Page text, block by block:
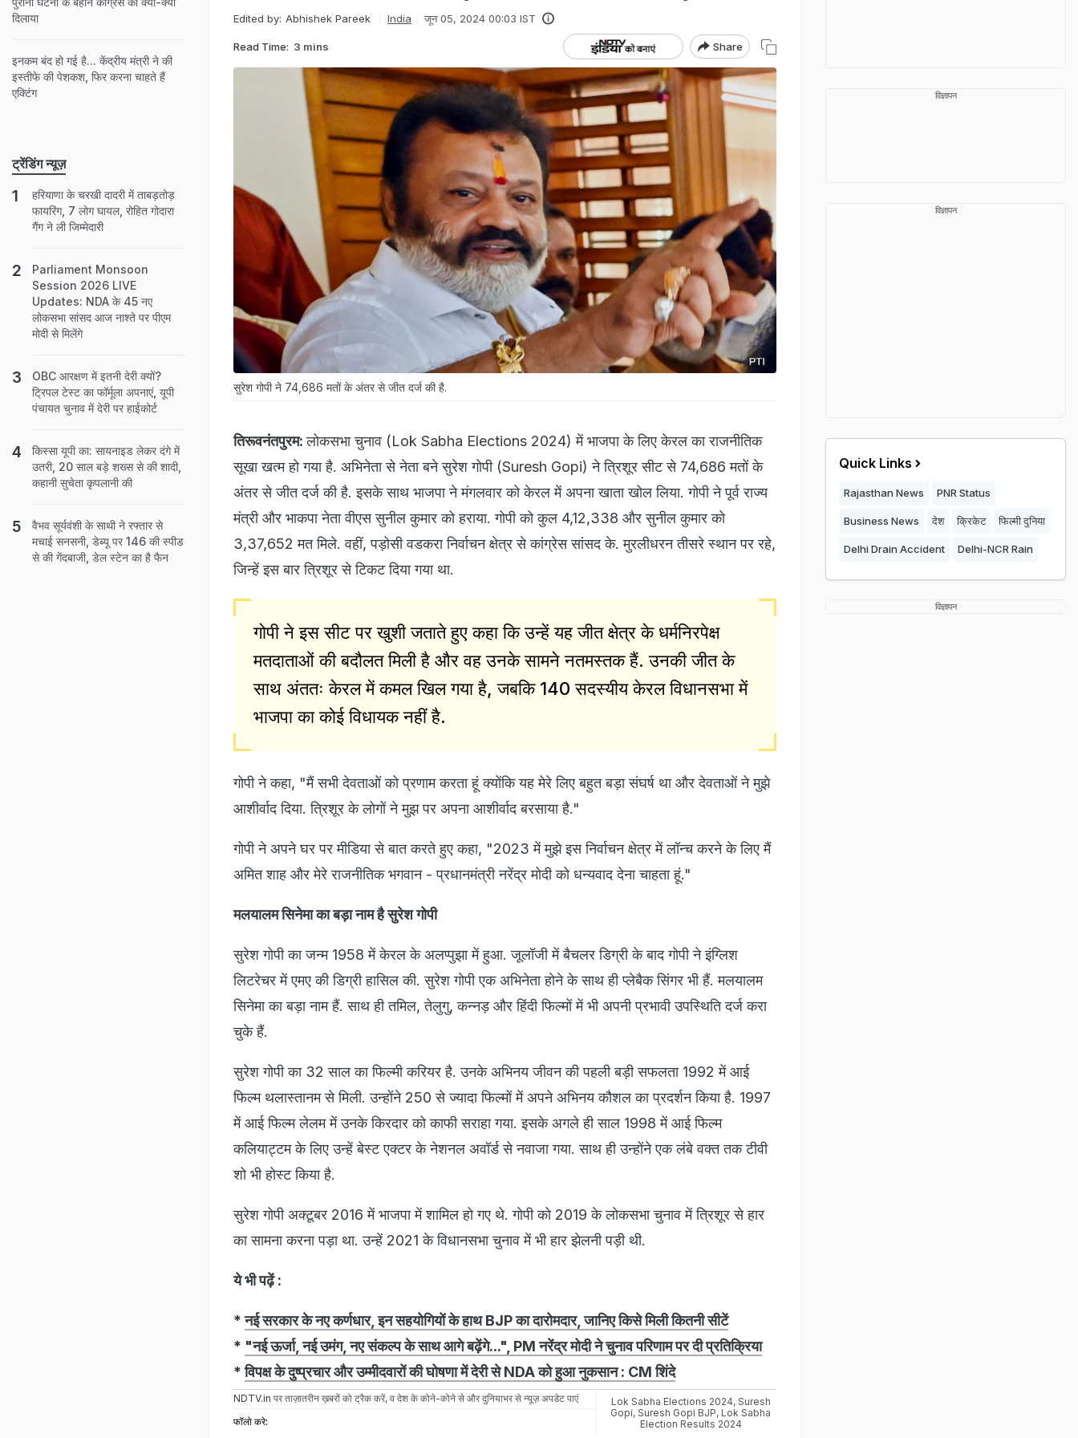
Edited by: Abhishek Pareek India जून 05, 2024 00:03 IST
Read Time: 3 mins Share
सुरेश गोपी ने 74,686 मतों के अंतर से जीत दर्ज की है.
तिरूवनंतपुरम: लोकसभा चुनाव (Lok Sabha Elections 2024) में भाजपा के लिए केरल का राजनीतिक
सूखा खत्‍म हो गया है. अभिनेता से नेता बने सुरेश गोपी (Suresh Gopi) ने त्रिशूर सीट से 74,686 मतों के
अंतर से जीत दर्ज की है. इसके साथ भाजपा ने मंगलवार को केरल में अपना खाता खोल लिया. गोपी ने पूर्व राज्य
मंत्री और भाकपा नेता वीएस सुनील कुमार को हराया. गोपी को कुल 4,12,338 और सुनील कुमार को
3,37,652 मत मिले. वहीं, पड़ोसी वडकरा निर्वाचन क्षेत्र से कांग्रेस सांसद के. मुरलीधरन तीसरे स्थान पर रहे,
जिन्हें इस बार त्रिशूर से टिकट दिया गया था.
गोपी ने इस सीट पर खुशी जताते हुए कहा कि उन्हें यह जीत क्षेत्र के धर्मनिरपेक्ष
मतदाताओं की बदौलत मिली है और वह उनके सामने नतमस्तक हैं. उनकी जीत के
साथ अंततः केरल में कमल खिल गया है, जबकि 140 सदस्यीय केरल विधानसभा में
भाजपा का कोई विधायक नहीं है.
गोपी ने कहा, "मैं सभी देवताओं को प्रणाम करता हूं क्योंकि यह मेरे लिए बहुत बड़ा संघर्ष था और देवताओं ने मुझे
आशीर्वाद दिया. त्रिशूर के लोगों ने मुझ पर अपना आशीर्वाद बरसाया है."
गोपी ने अपने घर पर मीडिया से बात करते हुए कहा, "2023 में मुझे इस निर्वाचन क्षेत्र में लॉन्च करने के लिए मैं
अमित शाह और मेरे राजनीतिक भगवान - प्रधानमंत्री नरेंद्र मोदी को धन्यवाद देना चाहता हूं."
मलयालम सिनेमा का बड़ा नाम है सुरेश गोपी
सुरेश गोपी का जन्‍म 1958 में केरल के अलप्‍पुझा में हुआ. जूलॉजी में बैचलर डिग्री के बाद गोपी ने इंग्लिश
लिटरेचर में एमए की डिग्री हासिल की. सुरेश गोपी एक अभिनेता होने के साथ ही प्‍लेबैक सिंगर भी हैं. मलयालम
सिनेमा का बड़ा नाम हैं. साथ ही तमिल, तेलुगु, कन्नड़ और हिंदी फिल्मों में भी अपनी प्रभावी उपस्थिति दर्ज करा
चुके हैं.
सुरेश गोपी का 32 साल का फिल्‍मी करियर है. उनके अभिनय जीवन की पहली बड़ी सफलता 1992 में आई
फिल्‍म थलास्‍तानम से मिली. उन्‍होंने 250 से ज्‍यादा फिल्‍मों में अपने अभिनय कौशल का प्रदर्शन किया है. 1997
में आई फिल्‍म लेलम में उनके किरदार को काफी सराहा गया. इसके अगले ही साल 1998 में आई फिल्‍म
कलियाट्टम के लिए उन्‍हें बेस्‍ट एक्‍टर के नेशनल अवॉर्ड से नवाजा गया. साथ ही उन्‍होंने एक लंबे वक्‍त तक टीवी
शो भी होस्‍ट किया है.
सुरेश गोपी अक्टूबर 2016 में भाजपा में शामिल हो गए थे. गोपी को 2019 के लोकसभा चुनाव में त्रिशूर से हार
का सामना करना पड़ा था. उन्हें 2021 के विधानसभा चुनाव में भी हार झेलनी पड़ी थी.
ये भी पढ़ें :
*नई सरकार के नए कर्णधार, इन सहयोगियों के हाथ BJP का दारोमदार, जानिए किसे मिली कितनी सीटें
* "नई ऊर्जा, नई उमंग, नए संकल्प के साथ आगे बढ़ेंगे...", PM नरेंद्र मोदी ने चुनाव परिणाम पर दी प्रतिक्रिया
*विपक्ष के दुष्प्रचार और उम्मीदवारों की घोषणा में देरी से NDA को हुआ नुकसान : CM शिंदे
NDTV.in पर ताज़ातरीन ख़बरों को ट्रैक करें, व देश के कोने-कोने से और दुनियाभर से न्यूज़ अपडेट पाएं
फॉलो करे:
Lok Sabha Elections 2024, Suresh
Gopi, Suresh Gopi BJP, Lok Sabha
Election Results 2024
दिलाया
इनकम बंद हो गई है... केंद्रीय मंत्री ने की
इस्तीफे की पेशकश, फिर करना चाहते हैं
एक्टिंग
ट्रेंडिंग न्यूज़
हरियाणा के चरखी दादरी में ताबड़तोड़
फायरिंग, 7 लोग घायल, रोहित गोदारा
गैंग ने ली जिम्मेदारी
Parliament Monsoon
Session 2026 LIVE
Updates: NDA के 45 नए
लोकसभा सांसद आज नाश्ते पर पीएम
मोदी से मिलेंगे
OBC आरक्षण में इतनी देरी क्यों?
ट्रिपल टेस्ट का फॉर्मूला अपनाएं, यूपी
पंचायत चुनाव में देरी पर हाईकोर्ट
किस्सा यूपी का: सायनाइड लेकर दंगे में
उतरी, 20 साल बड़े शख्स से की शादी,
कहानी सुचेता कृपलानी की
वैभव सूर्यवंशी के साथी ने रफ्तार से
मचाई सनसनी, डेब्यू पर 146 की स्पीड
से की गेंदबाजी, डेल स्टेन का है फैन
विज्ञापन
विज्ञापन
Quick Links
Rajasthan News PNR Status
Business News देश क्रिकेट फिल्मी दुनिया
Delhi Drain Accident Delhi-NCR Rain
विज्ञापन